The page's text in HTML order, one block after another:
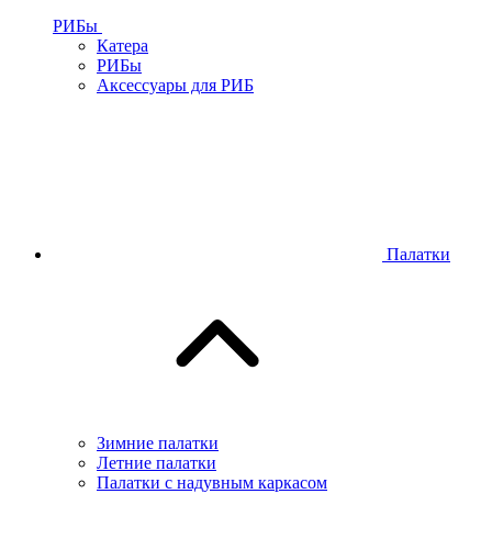
РИБы
Катера
РИБы
Аксессуары для РИБ
Палатки
Зимние палатки
Летние палатки
Палатки с надувным каркасом